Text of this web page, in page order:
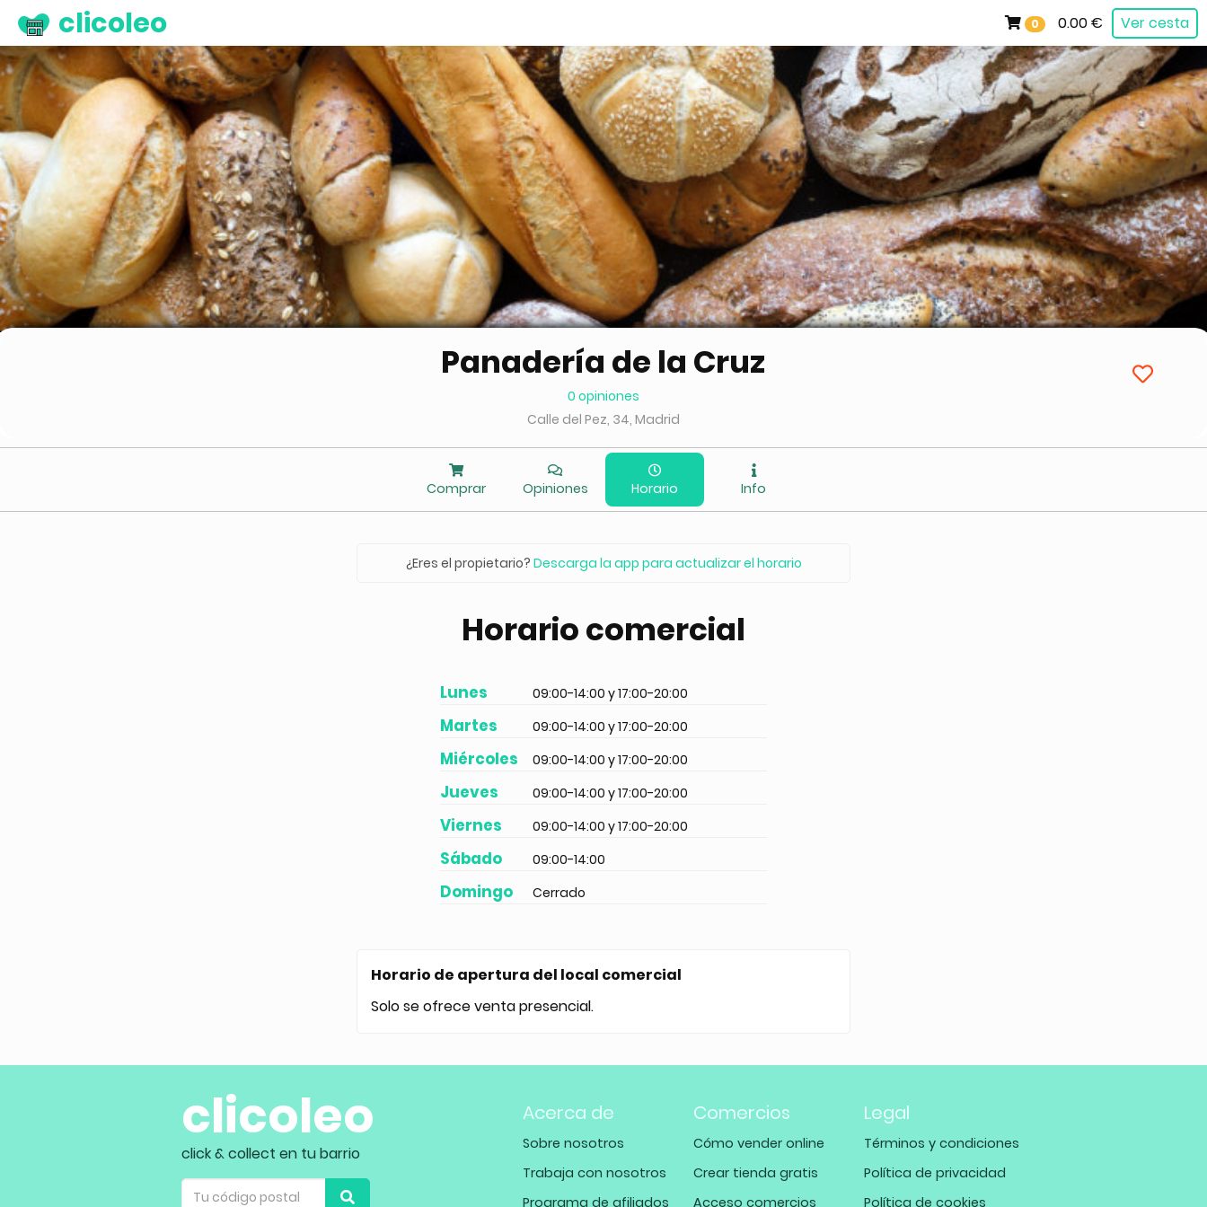
clicoleo 0 0.00 € Ver cesta
Panadería de la Cruz
0 opiniones
Calle del Pez, 34, Madrid
Comprar Opiniones Horario Info
¿Eres el propietario? Descarga la app para actualizar el horario
Horario comercial
Lunes 09:00-14:00 y 17:00-20:00
Martes 09:00-14:00 y 17:00-20:00
Miércoles 09:00-14:00 y 17:00-20:00
Jueves 09:00-14:00 y 17:00-20:00
Viernes 09:00-14:00 y 17:00-20:00
Sábado 09:00-14:00
Domingo Cerrado
Horario de apertura del local comercial
Solo se ofrece venta presencial.
clicoleo
click & collect en tu barrio
Acerca de
Sobre nosotros
Trabaja con nosotros
Programa de afiliados
Comercios
Cómo vender online
Crear tienda gratis
Acceso comercios
Legal
Términos y condiciones
Política de privacidad
Política de cookies